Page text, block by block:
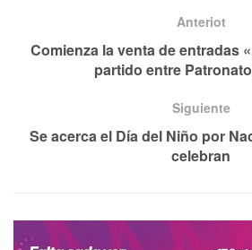
Anteriot
Comienza la venta de entradas
partido entre
Siguiente
Se acerca el Día del Niño por
celebran